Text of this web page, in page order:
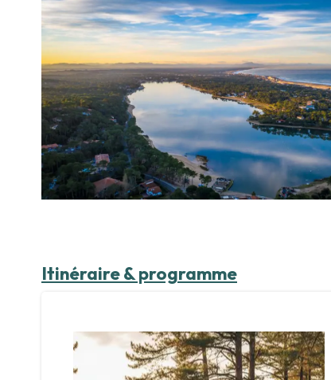
Itinéraire & programme